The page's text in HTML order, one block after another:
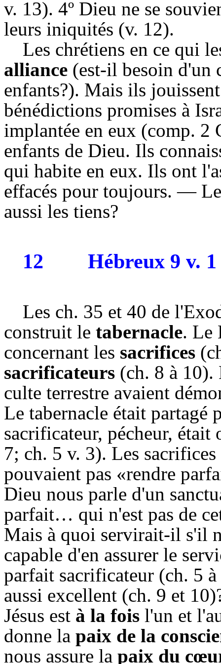
v. 13). 4º Dieu ne se
leurs iniquités (v. 12).
Les chrétiens en ce qui
alliance (est-il besoin d'un
enfants?). Mais ils
bénédictions promises à
implantée en eux (comp. 2
enfants de Dieu. Ils
qui habite en eux. Ils ont
effacés pour toujours. —
aussi les tiens?
12 Hébreux 9 v. 1
Les ch. 35 et 40 de
construit le tabernacle. Le
concernant les sacrifices
sacrificateurs (ch. 8 à 10).
culte terrestre avaient
Le tabernacle était
sacrificateur, pécheur,
7; ch. 5 v. 3). Les
pouvaient pas «rendre
Dieu nous parle d'un
parfait… qui n'est pas de
Mais à quoi servirait-il s'il
capable d'en assurer le
parfait sacrificateur (ch. 5
aussi excellent (ch. 9 et
Jésus est à la fois l'un et
donne la paix de la
nous assure la paix du